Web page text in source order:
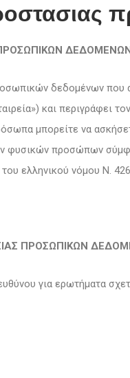
δεδομένων που
και περιγράφει
μπορείτε να
φυσικών προσώπων
ελληνικού νόμου Ν.
ΠΡΟΣΩΠΙΚΩΝ
για ερωτήματα